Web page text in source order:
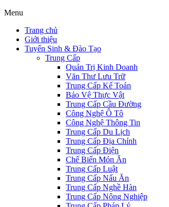
Menu
Trang chủ
Giới thiệu
Tuyển Sinh & Đào Tạo
Trung Cấp
Quản Trị Kinh Doanh
Văn Thư Lưu Trữ
Trung Cấp Kế Toán
Bảo Vệ Thực Vật
Trung Cấp Cầu Đường
Công Nghệ Ô Tô
Công Nghệ Thông Tin
Trung Cấp Du Lịch
Trung Cấp Địa Chính
Trung Cấp Điện
Chế Biến Món Ăn
Trung Cấp Luật
Trung Cấp Nấu Ăn
Trung Cấp Nghề Hàn
Trung Cấp Nông Nghiệp